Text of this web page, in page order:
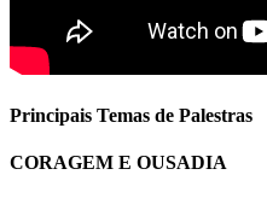
Principais Temas de Palestras
CORAGEM E OUSADIA